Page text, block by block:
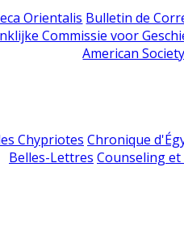
Orientalis Bulletin de
Commissie voor
American
Chypriotes Chronique
Belles-Lettres Counseling